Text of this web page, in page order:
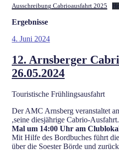
Ausschreibung Cabrioausfahrt 2025
Ergebnisse
Veröffentlicht
4. Juni 2024
12. Arnsberger
26.05.2024
Touristische Frühlingsausfahrt
Der AMC Arnsberg veranstaltet
,seine diesjährige Cabrio-Ausfahrt.
Mal um 14:00 Uhr am
Mit Hilfe des Bordbuches führt
über die Soester Börde und